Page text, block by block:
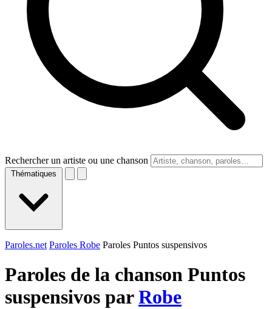
Rechercher un artiste ou une chanson
Thématiques
Paroles.net Paroles Robe Paroles Puntos suspensivos
Paroles de la chanson Puntos
suspensivos parRobe